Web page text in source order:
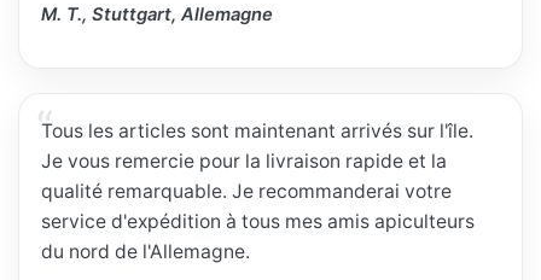
M. T., Stuttgart, Allemagne
Tous les articles sont maintenant arrivés sur l'île.
Je vous remercie pour la livraison rapide et la
qualité remarquable. Je recommanderai votre
service d'expédition à tous mes amis apiculteurs
du nord de l'Allemagne.